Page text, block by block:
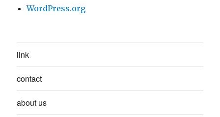
WordPress.org
link
contact
about us